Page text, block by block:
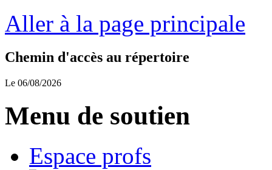
Aller à la page principale
Chemin d'accès au répertoire
Le 06/08/2026
Menu de soutien
Espace profs